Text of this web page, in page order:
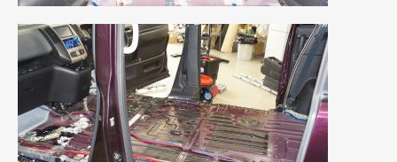
2021年8月(2)
2021年7月 (7)
2021年4月 (1)
2021年3月(1)
2021年1月(2)